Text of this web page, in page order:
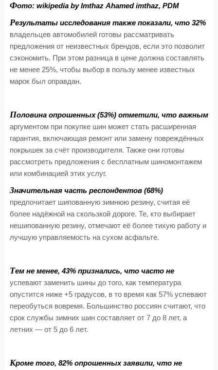
Фото: wikipedia by Imthaz Ahamed imthaz, PDM
Результаты исследования также показали, что 32%
владельцев автомобилей готовы рассматривать
предложения от неизвестных брендов, если это позволит
сэкономить. При этом разница в цене должна составлять
не менее 25%, чтобы выбор в пользу менее известных
марок был оправдан.
Половина опрошенных (53%) отметили, что важным
аргументом при покупке шин может стать расширенная
гарантия, включающая ремонт или замену повреждённых
покрышек за счёт производителя. Также они готовы
рассмотреть предложения с бесплатным шиномонтажем
или комбинацией этих услуг.
Значительная часть респондентов (68%)
предпочитает шипованную зимнюю резину, считая её
более надёжной на скользкой дороге. Те, кто выбирает
нешипованную резину, отмечают её более тихую работу и
лучшую управляемость на сухом асфальте.
Тем не менее, 43% признались, что часто не
успевают заменить шины до того, как температура
опустится ниже +5 градусов, в то время как 57% успевают
переобуться вовремя. Большинство россиян считают, что
срок службы зимних шин составляет от 7 до 8 лет, а
летних — от 5 до 6 лет.
Кроме того, 82% опрошенных заявили, что не